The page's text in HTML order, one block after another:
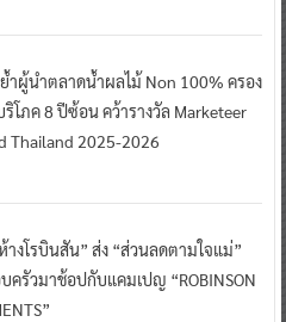
ำผู้นำตลาดน้ำผลไม้ Non 100% ครอง
ริโภค 8 ปีซ้อน คว้ารางวัล Marketeer
Thailand 2025-2026
งโรบินสัน” ส่ง “ส่วนลดตามใจแม่”
ครัวมาช้อปกับแคมเปญ “ROBINSON